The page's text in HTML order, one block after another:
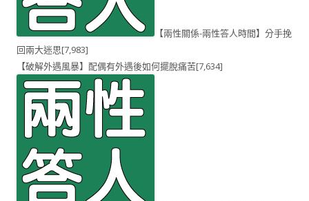
【兩性關係-兩性答人時間】分手挽
回兩大迷思[7,983]
【破解外遇風暴】配偶有外遇後如何擺脫痛苦[7,634]